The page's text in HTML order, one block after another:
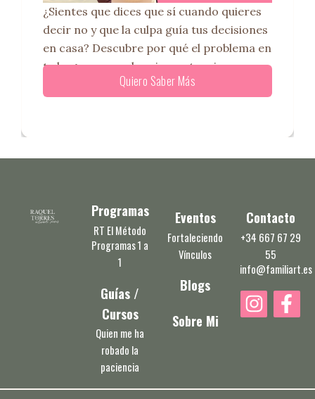
que dices que sí cuando quieres
no y que la culpa guía tus decisiones
casa? Descubre por qué el problema en
hogar no son las circunstancias,
Quiero Saber Más
Programas
RT El Método
Programas 1 a
1
Guías /
Cursos
Quien me ha
robado la
paciencia
Eventos
Fortaleciendo
Vínculos
Blogs
Sobre Mi
Contacto
+34 667 67 29
55
info@familiart.es
I
n
g
F
a
o